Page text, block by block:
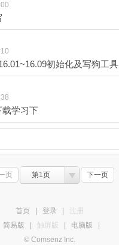
初始化及写狗工具
载学习下
页 第1页 下一页
首页 登录
注册
简易版
触屏版 电脑版
© Comsenz Inc.